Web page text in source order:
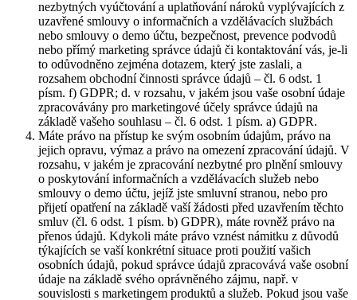
nezbytných vyúčtování a uplatňování nároků vyplývajících z
uzavřené smlouvy o informačních a vzdělávacích službách
nebo smlouvy o demo účtu, bezpečnost, prevence podvodů
nebo přímý marketing správce údajů či kontaktování vás, je-li
to odůvodněno zejména dotazem, který jste zaslali, a
rozsahem obchodní činnosti správce údajů – čl. 6 odst. 1
písm. f) GDPR; d. v rozsahu, v jakém jsou vaše osobní údaje
zpracovávány pro marketingové účely správce údajů na
základě vašeho souhlasu – čl. 6 odst. 1 písm. a) GDPR.
Máte právo na přístup ke svým osobním údajům, právo na
jejich opravu, výmaz a právo na omezení zpracování údajů. V
rozsahu, v jakém je zpracování nezbytné pro plnění smlouvy
o poskytování informačních a vzdělávacích služeb nebo
smlouvy o demo účtu, jejíž jste smluvní stranou, nebo pro
přijetí opatření na základě vaší žádosti před uzavřením těchto
smluv (čl. 6 odst. 1 písm. b) GDPR), máte rovněž právo na
přenos údajů. Kdykoli máte právo vznést námitku z důvodů
týkajících se vaší konkrétní situace proti použití vašich
osobních údajů, pokud správce údajů zpracovává vaše osobní
údaje na základě svého oprávněného zájmu, např. v
souvislosti s marketingem produktů a služeb. Pokud jsou vaše